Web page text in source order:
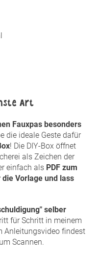
Art
Fauxpas besonders
die ideale Geste dafür
! Die DIY-Box öffnet
als Zeichen der
einfach als PDF zum
Vorlage und lass
selber
für Schritt in meinem
Anleitungsvideo findest
Scannen.